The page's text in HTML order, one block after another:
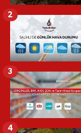
2
3
4